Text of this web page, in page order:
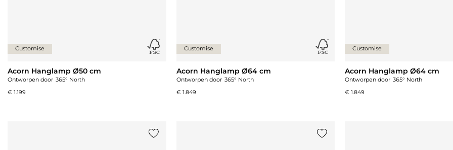
Customise
Acorn Hanglamp Ø50 cm
Ontworpen door 365° North
€ 1.199
Customise
Acorn Hanglamp Ø64 cm
Ontworpen door 365° North
€ 1.849
Customise
Acorn Hanglamp Ø64 cm
Ontworpen door 365° North
€ 1.849